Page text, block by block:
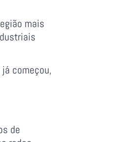
mais
começou,
de